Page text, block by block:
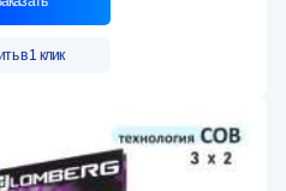
в 1 клик